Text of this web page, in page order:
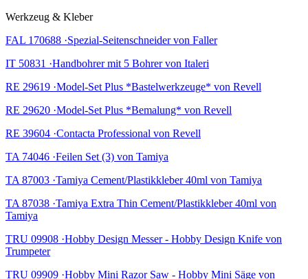
Werkzeug & Kleber
FAL 170688 ·Spezial-Seitenschneider von Faller
IT 50831 ·Handbohrer mit 5 Bohrer von Italeri
RE 29619 ·Model-Set Plus *Bastelwerkzeuge* von Revell
RE 29620 ·Model-Set Plus *Bemalung* von Revell
RE 39604 ·Contacta Professional von Revell
TA 74046 ·Feilen Set (3) von Tamiya
TA 87003 ·Tamiya Cement/Plastikkleber 40ml von Tamiya
TA 87038 ·Tamiya Extra Thin Cement/Plastikkleber 40ml von
Tamiya
TRU 09908 ·Hobby Design Messer - Hobby Design Knife von
Trumpeter
TRU 09909 ·Hobby Mini Razor Saw - Hobby Mini Säge von